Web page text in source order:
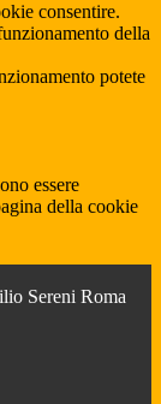
consentire.
della
potete
essere
della cookie
Sereni Roma